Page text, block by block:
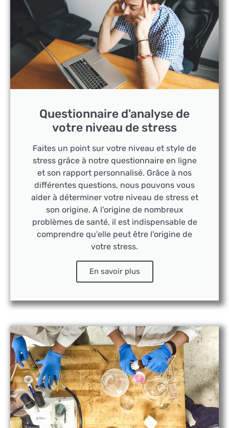
Questionnaire d'analyse de
votre niveau de stress
Faites un point sur votre niveau et style de
stress grâce à notre questionnaire en ligne
et son rapport personnalisé. Grâce à nos
différentes questions, nous pouvons vous
aider à déterminer votre niveau de stress et
son origine. A l'origine de nombreux
problèmes de santé, il est indispensable de
comprendre qu'elle peut être l'origine de
votre stress.
En savoir plus